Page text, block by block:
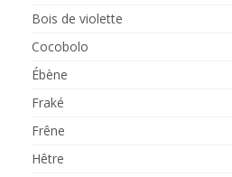
Bois de violette
Cocobolo
Ébène
Fraké
Frêne
Hêtre